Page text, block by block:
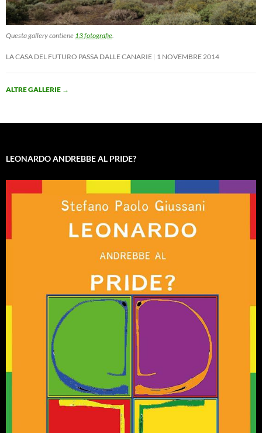
Questa gallery contiene 13 fotografie.
LA CASA DEL FUTURO PASSA DALLE CANARIE 1 NOVEMBRE 2014
ALTRE GALLERIE →
LEONARDO ANDREBBE AL PRIDE?